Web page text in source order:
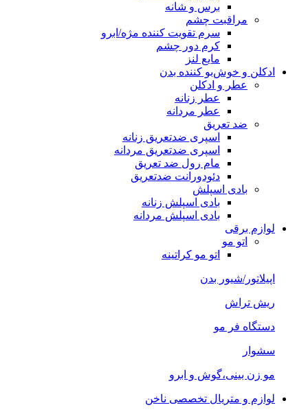
برس و شانه
مراقبت چشم
سرم تقویت کننده مژه/ابرو
کرم دور چشم
مایع لنز
ادکلن و خوش‌بو کننده بدن
عطر و ادکلن
عطر زنانه
عطر مردانه
ضد تعریق
اسپری ضدتعریق زنانه
اسپری ضدتعریق مردانه
مام رول ضد تعریق
دئودورانت ضدتعریق
بادی اسپلش
بادی اسپلش زنانه
بادی اسپلش مردانه
لوازم برقی
اتو مو
اتو مو کراتینه
اپیلاتور/شیور بدن
ریش تراش
دستگاه فر مو
سشوار
مو زن بینی،گوش و ابرو
لوازم و متریال تخصصی ناخن